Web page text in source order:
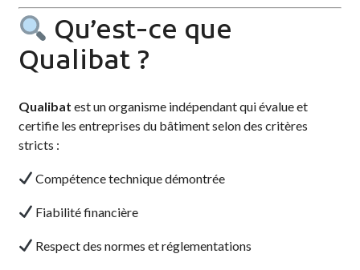
Qu’est-ce que
Qualibat ?
Qualibat est un organisme indépendant qui évalue et
certifie les entreprises du bâtiment selon des critères
stricts :
Compétence technique démontrée
Fiabilité financière
Respect des normes et réglementations